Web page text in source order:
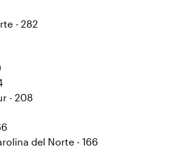
- 282
- 208
del Norte - 166